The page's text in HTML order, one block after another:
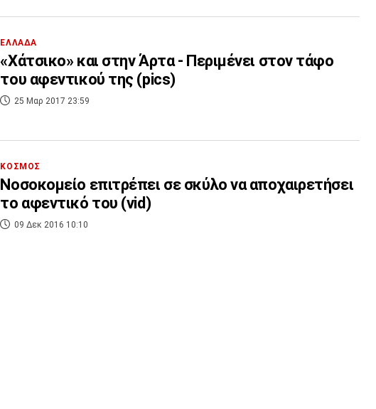
ΕΛΛΑΔΑ
«Χάτσικο» και στην Άρτα - Περιμένει στον τάφο
του αφεντικού της (pics)
25 Μαρ 2017 23:59
ΚΟΣΜΟΣ
Νοσοκομείο επιτρέπει σε σκύλο να αποχαιρετήσει
το αφεντικό του (vid)
09 Δεκ 2016 10:10